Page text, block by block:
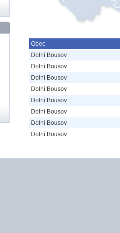
Obec
Dolní Bousov
Dolní Bousov
Dolní Bousov
Dolní Bousov
Dolní Bousov
Dolní Bousov
Dolní Bousov
Dolní Bousov